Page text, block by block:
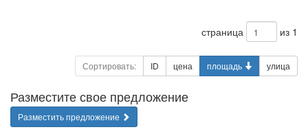
страница из 1
Сортировать: ID цена площадь улица
Разместите свое предложение
Разместить предложение